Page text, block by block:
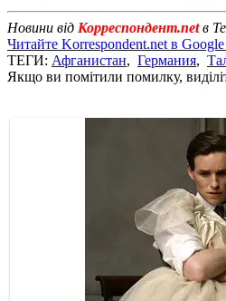
Новини від Корреспондент.netв
Читайте Korrespondent.net в
ТЕГИ: Афганистан, Германия,
Якщо ви помітили помилку,